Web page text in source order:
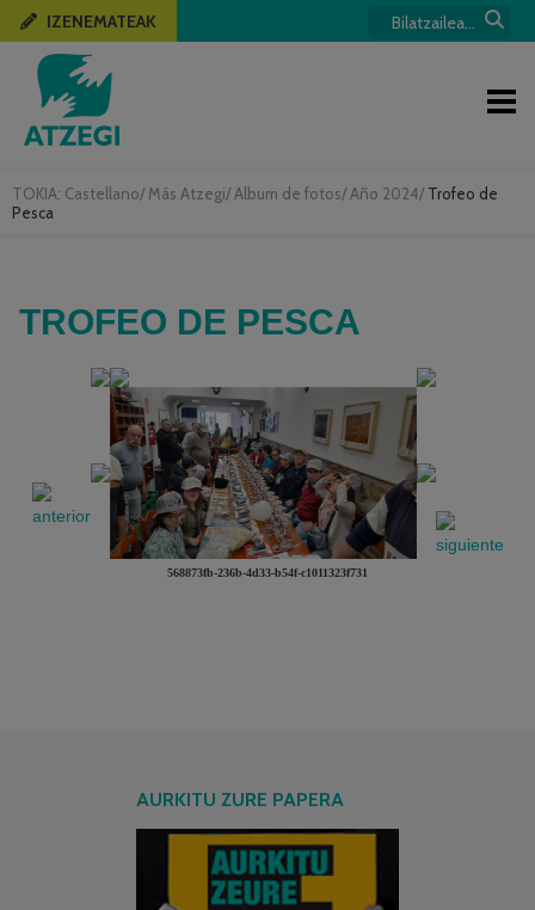
TOKIA: Castellano/ Más Atzegi/ Album de fotos/ Año 2024/ Trofeo de
Pesca
IZENEMATEAK
TROFEO DE PESCA
568873fb-236b-4d33-b54f-c1011323f731
AURKITU ZURE PAPERA